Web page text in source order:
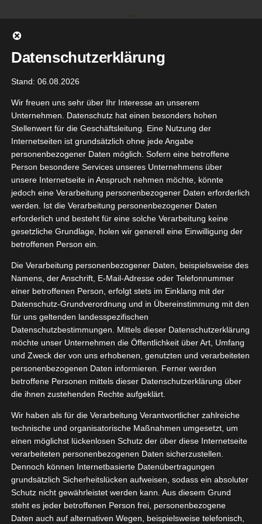
springen
Gehe zu ...
05, 2021
Pflege
Florex Deocreme Testpaket
Mai 19, 2021 | Pflege, Produktvorstellungen
Weiterlesen
Datenschutzerklärung
Stand: 06.08.2026
Wir freuen uns sehr über Ihr Interesse an unserem
Unternehmen. Datenschutz hat einen besonders hohen
Stellenwert für die Geschäftsleitung. Eine Nutzung der
Internetseiten ist grundsätzlich ohne jede Angabe
personenbezogener Daten möglich. Sofern eine betroffene
Person besondere Services unseres Unternehmens über
unsere Internetseite in Anspruch nehmen möchte, könnte
jedoch eine Verarbeitung personenbezogener Daten erforderlich
werden. Ist die Verarbeitung personenbezogener Daten
erforderlich und besteht für eine solche Verarbeitung keine
gesetzliche Grundlage, holen wir generell eine Einwilligung der
betroffenen Person ein.
Die Verarbeitung personenbezogener Daten, beispielsweise des
Namens, der Anschrift, E-Mail-Adresse oder Telefonnummer
einer betroffenen Person, erfolgt stets im Einklang mit der
Datenschutz-Grundverordnung und in Übereinstimmung mit den
für uns geltenden landesspezifischen
Datenschutzbestimmungen. Mittels dieser Datenschutzerklärung
möchte unser Unternehmen die Öffentlichkeit über Art, Umfang
und Zweck der von uns erhobenen, genutzten und verarbeiteten
personenbezogenen Daten informieren. Ferner werden
betroffene Personen mittels dieser Datenschutzerklärung über
die ihnen zustehenden Rechte aufgeklärt.
Wir haben als für die Verarbeitung Verantwortlicher zahlreiche
technische und organisatorische Maßnahmen umgesetzt, um
einen möglichst lückenlosen Schutz der über diese Internetseite
verarbeiteten personenbezogenen Daten sicherzustellen.
Dennoch können Internetbasierte Datenübertragungen
grundsätzlich Sicherheitslücken aufweisen, sodass ein absoluter
Schutz nicht gewährleistet werden kann. Aus diesem Grund
steht es jeder betroffenen Person frei, personenbezogene
Daten auch auf alternativen Wegen, beispielsweise telefonisch,